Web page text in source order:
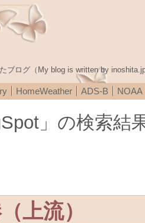
ブログ（My blog is written by
HomeWeather ADS-B NOAA
」の検索結
上流）